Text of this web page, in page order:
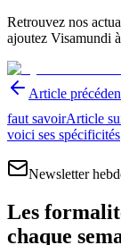
Retrouvez nos
ajoutez Visamundi
Article
faut savoirArticle
voici ses spécificités
Newsletter
Les
chaque